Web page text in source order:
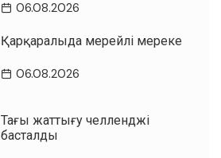
06.08.2026
Қарқаралыда мерейлі мереке
06.08.2026
Таңғы жаттығу челленджі
басталды